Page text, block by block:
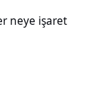
neye işaret